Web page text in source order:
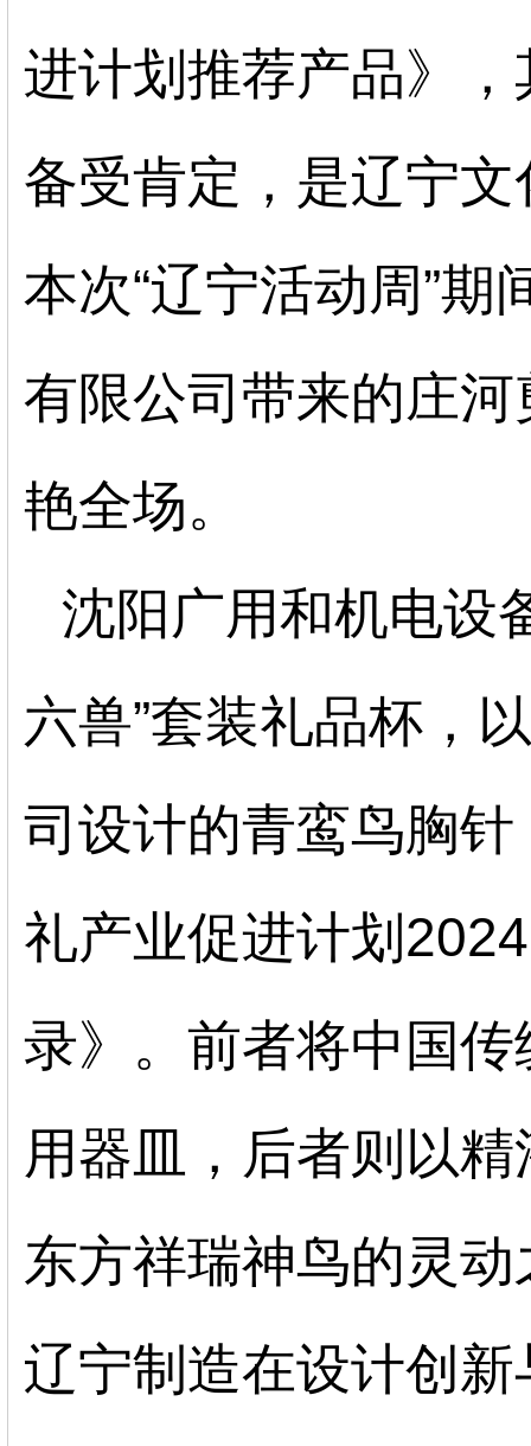
进计划推荐产品》
备受肯定，是辽宁文
本次“辽宁活动周”期
有限公司带来的庄
艳全场。
沈阳广用和机电设
六兽”套装礼品杯，
司设计的青鸾鸟胸
礼产业促进计划
录》。前者将中国
用器皿，后者则以
东方祥瑞神鸟的灵
辽宁制造在设计创